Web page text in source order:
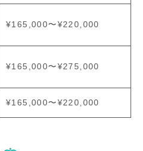
¥165,000〜¥220,000
¥165,000〜¥275,000
¥165,000〜¥220,000